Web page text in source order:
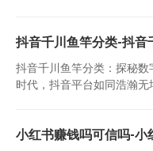
抖音千川鱼竿分类-抖音
抖音千川鱼竿分类：探秘
时代，抖音平台如同浩瀚无
小红书赚钱吗可信吗-小